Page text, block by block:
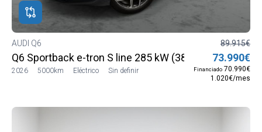
AUDI Q6
Q6 Sportback e-tron S line 285 kW (387 CV) quattro
2026 5000km Eléctrico Sin definir
89.915€
73.990€
Financiado 70.990€
1.020€/mes